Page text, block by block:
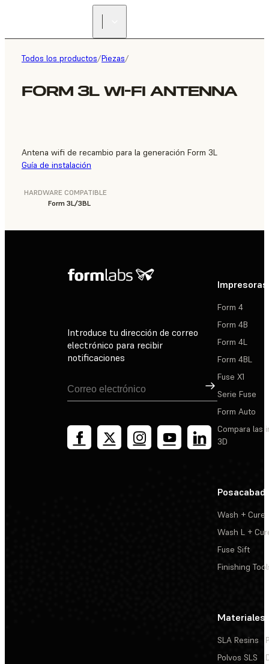
Todos los productos/Piezas/
FORM 3L WI-FI ANTENNA
Antena wifi de recambio para la generación Form 3L
Guía de instalación
HARDWARE COMPATIBLE
Form 3L/3BL
Introduce tu dirección de correo
electrónico para recibir
notificaciones
Suscribirse
Impresoras
Form 4
Form 4B
Form 4L
Form 4BL
Fuse X1
Serie Fuse
Form Auto
Compara las
3D
Wash + Cure
Wash L +
Fuse Sift
Finishing
Materiales
SLA Resins
Polvos SLS